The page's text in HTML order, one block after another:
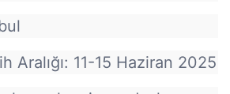
Aralığı: 11-15 Haziran 2025